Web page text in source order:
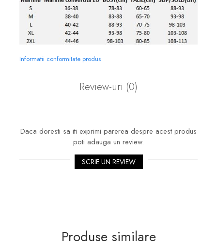
Informatii conformitate produs
Review-uri (0)
Daca doresti sa iti exprimi parerea despre acest produs
poti adauga un review.
SCRIE UN REVIEW
Produse similare